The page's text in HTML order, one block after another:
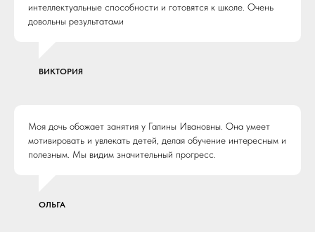
интеллектуальные способности и готовятся к школе. Очень
довольны результатами
ВИКТОРИЯ
Моя дочь обожает занятия у Галины Ивановны. Она умеет
мотивировать и увлекать детей, делая обучение интересным и
полезным. Мы видим значительный прогресс.
ОЛЬГА